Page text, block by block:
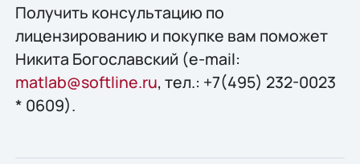
Получить конcультацию по
лицензированию и покупке вам поможет
Никита Богославский (e-mail:
matlab@softline.ru, тел.: +7(495) 232-0023
* 0609).